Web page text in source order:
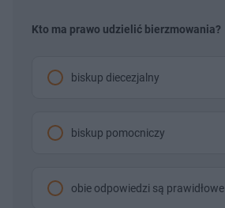
Kto ma prawo udzielić bierzmowania?
biskup diecezjalny
biskup pomocniczy
obie odpowiedzi są prawidłowe